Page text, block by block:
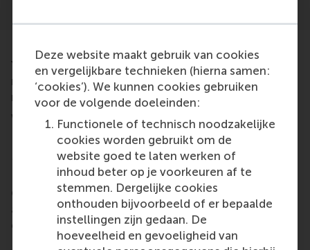
Deze website maakt gebruik van cookies
en vergelijkbare technieken (hierna samen:
‘cookies’). We kunnen cookies gebruiken
voor de volgende doeleinden:
Functionele of technisch noodzakelijke
cookies worden gebruikt om de
website goed te laten werken of
inhoud beter op je voorkeuren af te
stemmen. Dergelijke cookies
onthouden bijvoorbeeld of er bepaalde
instellingen zijn gedaan. De
hoeveelheid en gevoeligheid van
You're invited to reconnect with fellow alumni,
make new friends, and expand your professional
network over drinks at this gathering in Lisbon.
When
: 18:30, Thursday 30 January
NOTE! NEW LOCATION -Time Out Market -
Mercado da Ribeira, Av. 24 de Julho, 1200-479
Lisboa, Portugal.
Contactalumni@rsm.nlfor more information and
ask us about joining your local alumni WhatsApp
group to stay informed about events in the area.
More information: RSM Alumni Chapter